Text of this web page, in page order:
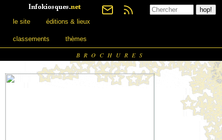
le site éditions & lieux
classements thèmes
BROCHURES